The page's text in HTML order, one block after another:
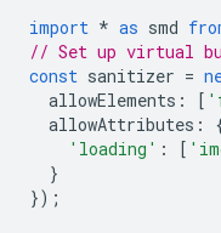
import * as smd
// Set up virtual
const sanitizer =
allowElements : [
allowAttributes :
'loading' : [
}
});